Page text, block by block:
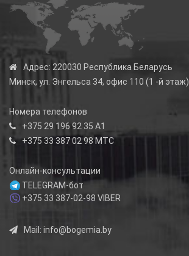
Адрес: 220030 Республика Беларусь
Минск, ул. Энгельса 34, офис 110 (1 -й этаж)
Номера телефонов
+375 29 196 92 35 А1
+375 33 387 02 98МТС
Онлайн-консультации
TELEGRAM-бот
+375 33 387-02-98 VIBER
Mail: info@bogemia.by